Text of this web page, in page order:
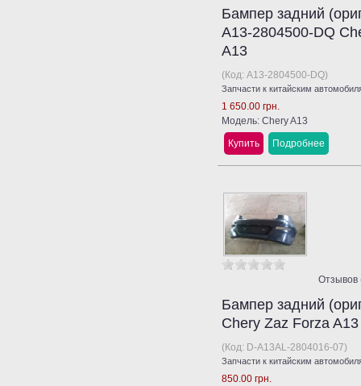
Бампер задний
A13-2804500-DQ
A13
(Код: A13-2804500-DQ)
Запчасти к китайским
1 650.00 грн.
Модель: Chery A13
Купить
Подробнее
Отзывов
Бампер задний
Chery Zaz Forza A13
(Код: D-A13AL-2804016-07)
Запчасти к китайским
850.00 грн.